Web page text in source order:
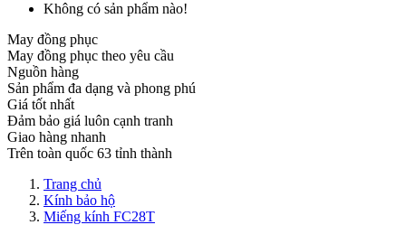
Không có sản phẩm nào!
May đồng phục
May đồng phục theo yêu cầu
Nguồn hàng
Sản phẩm đa dạng và phong phú
Giá tốt nhất
Đảm bảo giá luôn cạnh tranh
Giao hàng nhanh
Trên toàn quốc 63 tỉnh thành
Trang chủ
Kính bảo hộ
Miếng kính FC28T